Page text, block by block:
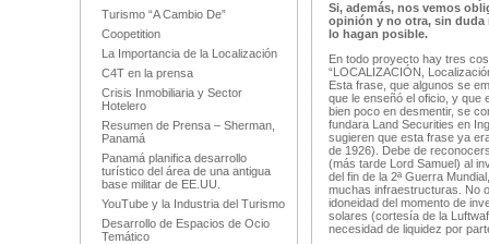
Turismo “A Cambio De”
Coopetition
La Importancia de la Localización
C4T en la prensa
Crisis Inmobiliaria y Sector
Hotelero
Resumen de Prensa – Sherman,
Panamá
Panamá planifica desarrollo
turístico del área de una antigua
base militar de EE.UU.
YouTube y la Industria del Turismo
Desarrollo de Espacios de Ocio
Temático
Si, además, nos vemos
opinión y no otra, sin duda
lo hagan posible.
En todo proyecto hay tres
“LOCALIZACIÓN,
Esta frase, que algunos se
que le enseñó el oficio, y que
bien poco en desmentir, se
fundara Land Securities en
sugieren que esta frase ya
de 1926). Debe de
(más tarde Lord Samuel) al
del fin de la 2ª Guerra
muchas infraestructuras. No
idoneidad del momento de
solares (cortesía de la
necesidad de liquidez por